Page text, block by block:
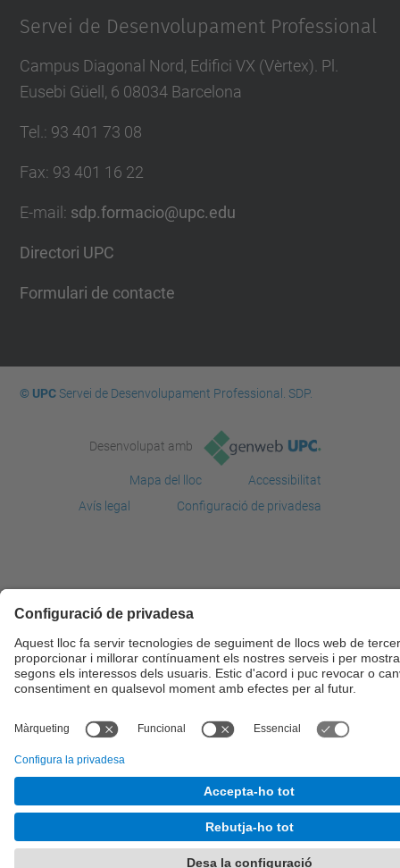
Servei de Desenvolupament Professional
Campus Diagonal Nord, Edifici VX (Vèrtex). Pl.
Eusebi Güell, 6 08034 Barcelona
Tel. : 93 401 73 08
Fax: 93 401 16 22
E-mail : sdp.formacio@upc.edu
Directori UPC
Formulari de contacte
© UPCServei de Desenvolupament Professional. SDP.
Desenvolupat amb
Mapa del lloc
Accessibilitat
Avís legal
Configuració de privadesa